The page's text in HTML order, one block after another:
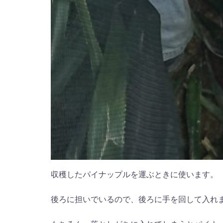
収穫したパイナップルを運ぶときに使います。
後ろに担いでいるので、後ろに手を回して入れ